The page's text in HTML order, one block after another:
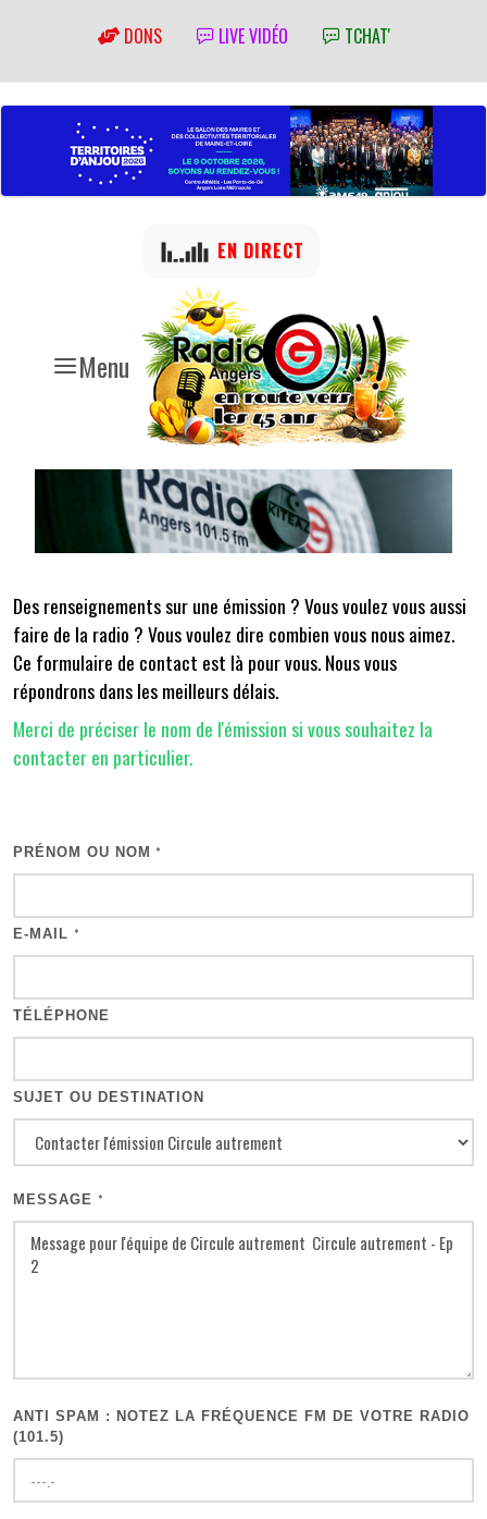
DONS LIVE VIDÉO TCHAT'
Menu
EN DIRECT
Des renseignements sur une émission ? Vous voulez vous aussi
faire de la radio ? Vous voulez dire combien vous nous aimez.
Ce formulaire de contact est là pour vous. Nous vous
répondrons dans les meilleurs délais.
Merci de préciser le nom de l'émission si vous souhaitez la
contacter en particulier.
PRÉNOM OU NOM *
E-MAIL *
TÉLÉPHONE
SUJET OU DESTINATION
MESSAGE *
ANTI SPAM : NOTEZ LA FRÉQUENCE FM DE VOTRE RADIO
(101.5)